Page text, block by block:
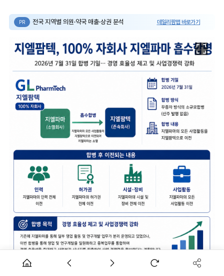
PR 전국 지역별 의원·약국 매출·상권 분석 데일리팜맵 바로가기